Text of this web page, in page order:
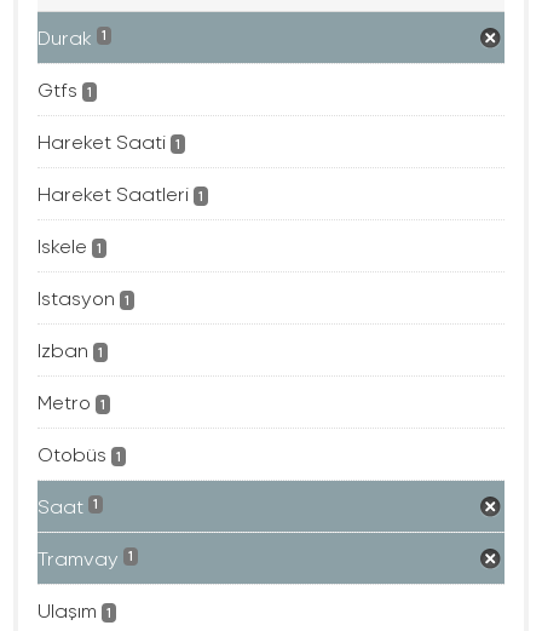
Durak 1
Gtfs 1
Hareket Saati 1
Hareket Saatleri 1
Iskele 1
Istasyon 1
Izban 1
Metro 1
Otobüs 1
Saat 1
Tramvay 1
Ulaşım 1